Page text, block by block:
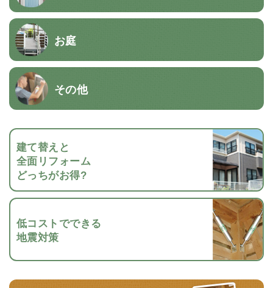
お庭
その他
建て替えと
全面リフォーム
どっちがお得?
低コストでできる
地震対策